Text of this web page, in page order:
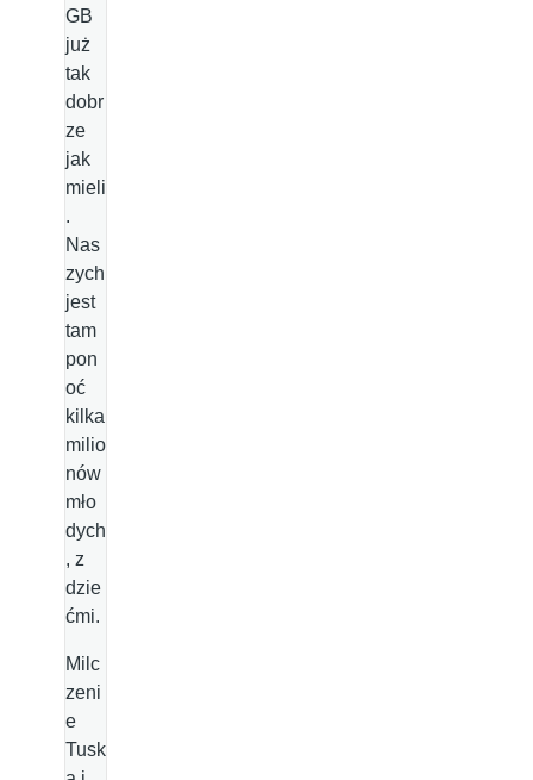
GB
już
tak
dobr
ze
jak
mieli
.
Nas
zych
jest
tam
pon
oć
kilka
milio
nów
mło
dych
, z
dzie
ćmi.
Milc
zeni
e
Tusk